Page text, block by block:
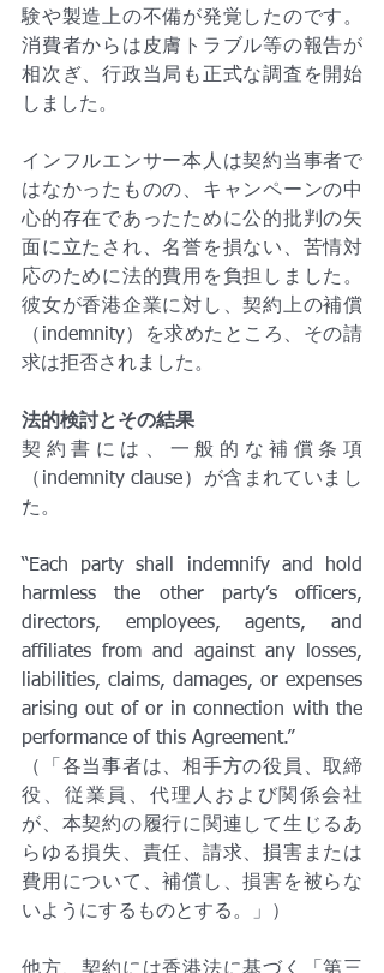
験や製造上の不備が発覚したのです。
消費者からは皮膚トラブル等の報告が
相次ぎ、行政当局も正式な調査を開始
しました。
インフルエンサー本人は契約当事者で
はなかったものの、キャンペーンの中
心的存在であったために公的批判の矢
面に立たされ、名誉を損ない、苦情対
応のために法的費用を負担しました。
彼女が香港企業に対し、契約上の補償
（indemnity）を求めたところ、その請
求は拒否されました。
法的検討とその結果
契約書には、一般的な補償条項
（indemnity clause）が含まれていまし
た。
“Each party shall indemnify and hold
harmless the other party’s officers,
directors, employees, agents, and
affiliates from and against any losses,
liabilities, claims, damages, or expenses
arising out of or in connection with the
performance of this Agreement.”
（「各当事者は、相手方の役員、取締
役、従業員、代理人および関係会社
が、本契約の履行に関連して生じるあ
らゆる損失、責任、請求、損害または
費用について、補償し、損害を被らな
いようにするものとする。」）